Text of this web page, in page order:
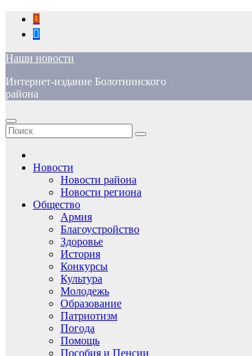
Перейти
содержимому
Наши новости
Интернет-издание Болотнинского
района
Новости
Новости района
Новости региона
Общество
Армия
Благоустройство
Здоровье
История
Конкурсы
Культура
Молодежь
Образование
Патриотизм
Погода
Помощь
Пособия и Пенсии